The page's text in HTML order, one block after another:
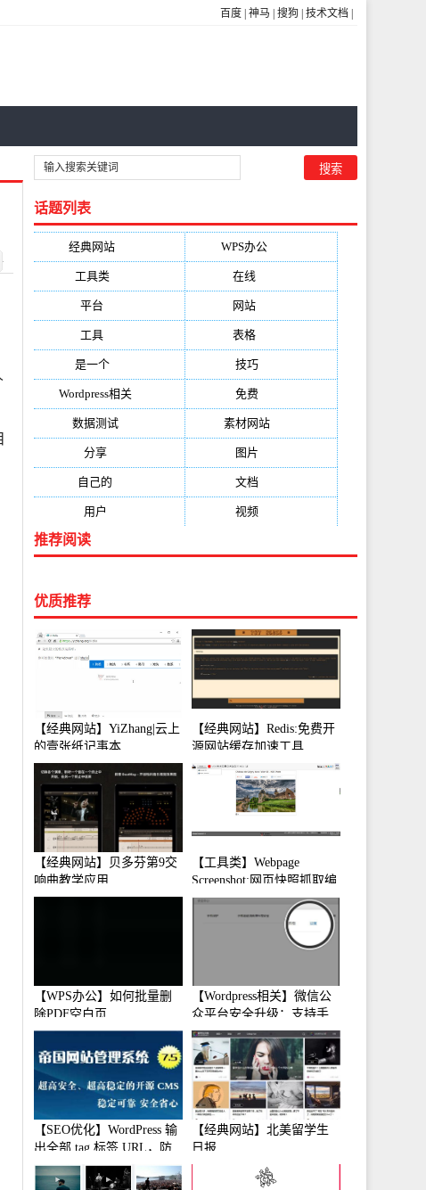
百度 神马 搜狗 技术文档
话题列表
经典网站 WPS办公(2513)
工具类(1994) 在线(1987)
平台 网站(1170)
工具 表格(1052)
是一个(1026) 技巧
Wordpress相关(851) 免费
数据测试(788) 素材网站
分享(676) 图片
自己的 文档
用户 视频
推荐阅读
优质推荐
【经典网站】YiZhang|云上
的壹张纸记事本
【经典网站】Redis:免费开
源网站缓存加速工具
【经典网站】贝多芬第9交
响曲教学应用
【工具类】Webpage
Screenshot:网页快照抓取编
辑工具
【WPS办公】如何批量删
除PDF空白页
【Wordpress相关】微信公
众平台安全升级：支持手
机保护
【SEO优化】WordPress 输
出全部 tag 标签 URL，防
止中文转码
【经典网站】北美留学生
日报